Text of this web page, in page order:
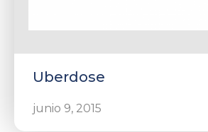
Uberdose
junio 9, 2015